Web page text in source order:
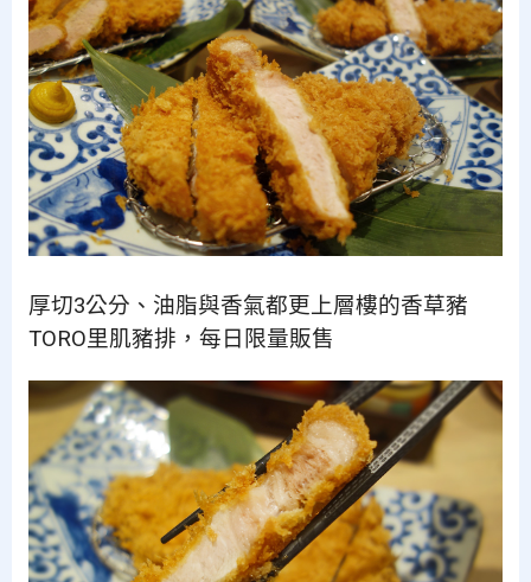
厚切3公分、油脂與香氣都更上層樓的香草豬
TORO里肌豬排，每日限量販售